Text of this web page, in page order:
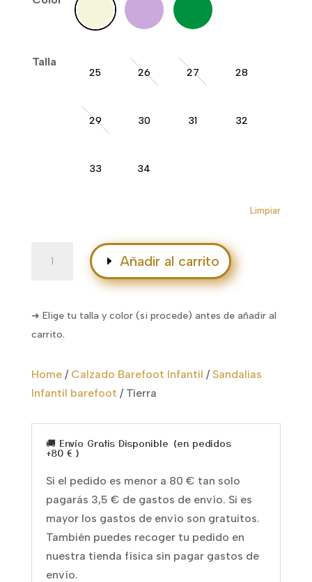
era:
43,50€.
es:
34,00€.
Talla
25 26 27 28
29 30 31 32
33 34
Limpiar
Añadir al carrito
➜ Elige tu talla y color (si procede) antes de añadir al
carrito.
Home/ Calzado Barefoot Infantil / Sandalias
Infantil barefoot / Tierra
🚚 Envío Gratis Disponible (en pedidos
+80 € )
Si el pedido es menor a 80 € tan solo
pagarás 3,5 € de gastos de envío. Si es
mayor los gastos de envío son gratuitos.
También puedes recoger tu pedido en
nuestra tienda física sin pagar gastos de
envío.